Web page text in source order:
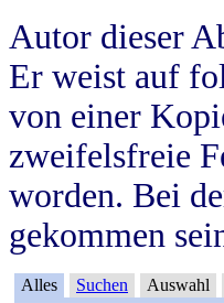
Autor dieser
Er weist auf
von einer
zweifelsfreie
worden. Bei
gekommen
Alles Suchen Auswahl